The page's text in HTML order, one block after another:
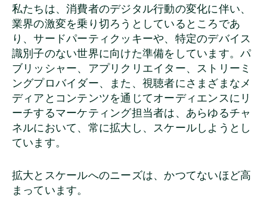
私たちは、消費者のデジタル行動の変化に伴い、
業界の激変を乗り切ろうとしているところであ
り、サードパーティクッキーや、特定のデバイス
識別子のない世界に向けた準備をしています。パ
ブリッシャー、アプリクリエイター、ストリーミ
ングプロバイダー、また、視聴者にさまざまなメ
ディアとコンテンツを通じてオーディエンスにリ
ーチするマーケティング担当者は、あらゆるチャ
ネルにおいて、常に拡大し、スケールしようとし
ています。
拡大とスケールへのニーズは、かつてないほど高
まっています。